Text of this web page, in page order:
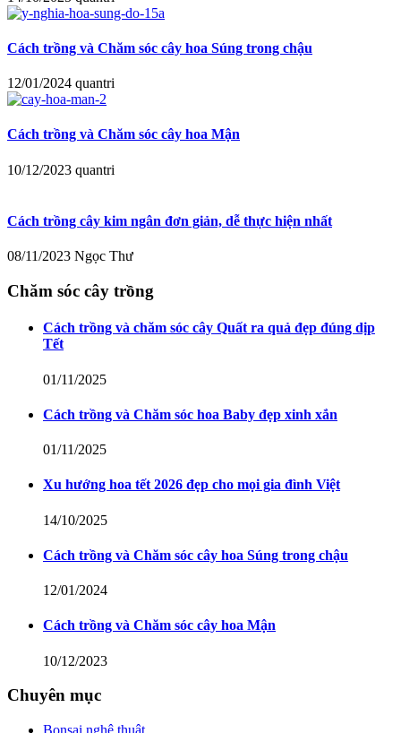
Cách trồng và Chăm sóc cây hoa Súng trong chậu
12/01/2024 quantri
Cách trồng và Chăm sóc cây hoa Mận
10/12/2023 quantri
Cách trồng cây kim ngân đơn giản, dễ thực hiện nhất
08/11/2023 Ngọc Thư
Chăm sóc cây trồng
Cách trồng và chăm sóc cây Quất ra quả đẹp đúng dịp
Tết
01/11/2025
Cách trồng và Chăm sóc hoa Baby đẹp xinh xắn
01/11/2025
Xu hướng hoa tết 2026 đẹp cho mọi gia đình Việt
14/10/2025
Cách trồng và Chăm sóc cây hoa Súng trong chậu
12/01/2024
Cách trồng và Chăm sóc cây hoa Mận
10/12/2023
Chuyên mục
Bonsai nghệ thuật